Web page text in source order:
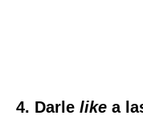
4. Darle like a